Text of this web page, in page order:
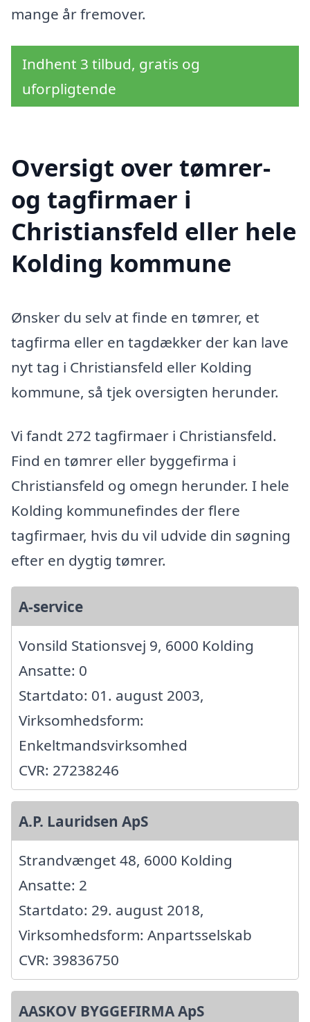
mange år fremover.
Indhent 3 tilbud, gratis og
uforpligtende
Oversigt over tømrer-
og tagfirmaer i
Christiansfeld eller hele
Kolding kommune
Ønsker du selv at finde en tømrer, et
tagfirma eller en tagdækker der kan lave
nyt tag i Christiansfeld eller Kolding
kommune, så tjek oversigten herunder.
Vi fandt 272 tagfirmaer i Christiansfeld.
Find en tømrer eller byggefirma i
Christiansfeld og omegn herunder. I hele
Kolding kommunefindes der flere
tagfirmaer, hvis du vil udvide din søgning
efter en dygtig tømrer.
A-service
Vonsild Stationsvej 9, 6000 Kolding
Ansatte: 0
Startdato: 01. august 2003,
Virksomhedsform:
Enkeltmandsvirksomhed
CVR: 27238246
A.P. Lauridsen ApS
Strandvænget 48, 6000 Kolding
Ansatte: 2
Startdato: 29. august 2018,
Virksomhedsform: Anpartsselskab
CVR: 39836750
AASKOV BYGGEFIRMA ApS